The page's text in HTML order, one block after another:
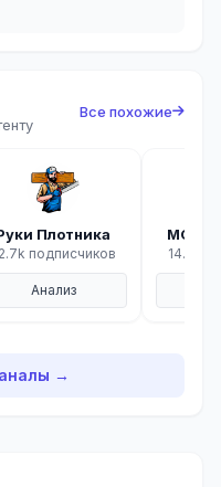
Все похожие
Плотника
подписчиков
Анализ
14.5k
→